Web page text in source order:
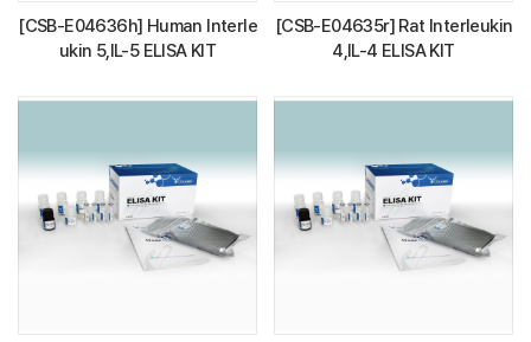
[CSB-E04636h] Human Interle
ukin 5,IL-5 ELISA KIT
[CSB-E04635r] Rat Interleukin
4,IL-4 ELISA KIT